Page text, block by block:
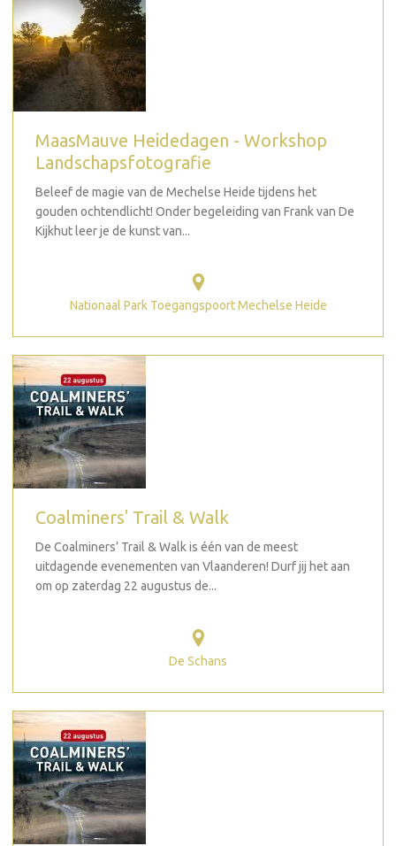
MaasMauve Heidedagen - Workshop
Landschapsfotografie
Beleef de magie van de Mechelse Heide tijdens het
gouden ochtendlicht! Onder begeleiding van Frank van De
Kijkhut leer je de kunst van...
Nationaal Park Toegangspoort Mechelse Heide
Coalminers' Trail & Walk
De Coalminers’ Trail & Walk is één van de meest
uitdagende evenementen van Vlaanderen! Durf jij het aan
om op zaterdag 22 augustus de...
De Schans